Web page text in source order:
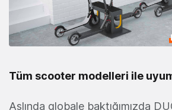
Tüm scooter modelleri ile
Aslında globale baktığımızda